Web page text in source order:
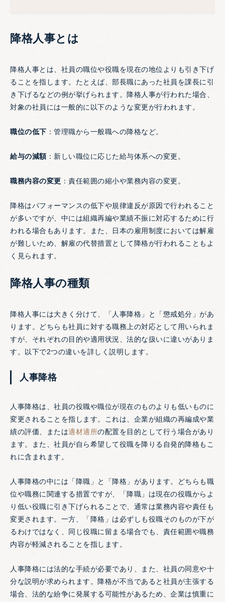
降格人事とは
降格人事とは、社員の職位や役職を現在の地位よりも引き下げ
ることを指します。たとえば、部長職にあった社員を課長に引
き下げるなどの例が挙げられます。降格人事が行われた場合、
対象の社員には一般的に以下のような変更が行われます。
職位の低下 ：管理職から一般職への降格など。
給与の減額：新しい職位に応じた給与体系への変更。
職務内容の変更 ：責任範囲の縮小や業務内容の変更。
降格はパフォーマンスの低下や規律違反が原因で行われること
が多いですが、中には組織再編や業績不振に対応するために行
われる場合もあります。また、日本の雇用制度においては解雇
が難しいため、解雇の代替措置として降格が行われることもよ
く見られます。
降格人事の種類
降格人事には大きく分けて、「人事降格」と「懲戒処分」があ
ります。どちらも社員に対する職務上の対応として用いられま
すが、それぞれの目的や適用状況、法的な扱いに違いがありま
す。以下で2つの違いを詳しく説明します。
人事降格
人事降格は、社員の役職や職位が現在のものよりも低いものに
変更されることを指します。これは、企業が組織の再編成や業
績の評価、または適材適所の配置を目的として行う場合があり
ます。また、社員が自ら希望して役職を降りる自発的降格もこ
れに含まれます。
人事降格の中には「降職」と「降格」があります。どちらも職
位や職務に関連する措置ですが、「降職」は現在の役職からよ
り低い役職に引き下げられることで、通常は業務内容や責任も
変更されます。一方、「降格」は必ずしも役職そのものが下が
るわけではなく、同じ役職に留まる場合でも、責任範囲や職務
内容が軽減されることを指します。
人事降格には法的な手続が必要であり、また、社員の同意や十
分な説明が求められます。降格が不当であると社員が主張する
場合、法的な紛争に発展する可能性があるため、企業は慎重に